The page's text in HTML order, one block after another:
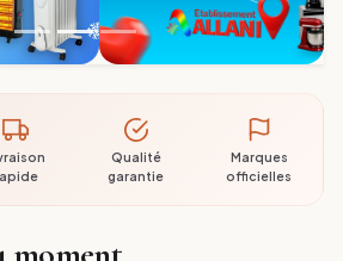
Qualité
garantie
Marques
officielles